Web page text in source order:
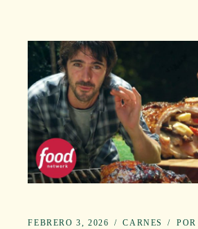
FEBRERO 3, 2026 CARNES POR